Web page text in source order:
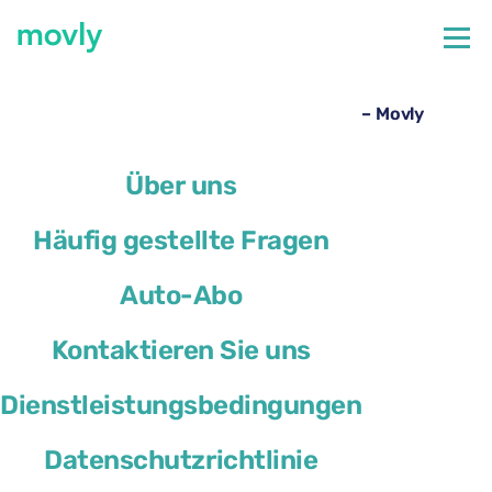
Über uns
Häufig gestellte Fragen
Auto-Abo
Kontaktieren Sie uns
Dienstleistungsbedingungen
Datenschutzrichtlinie
Toyota RAV4 mieten am Flughafen Nizza – Movly